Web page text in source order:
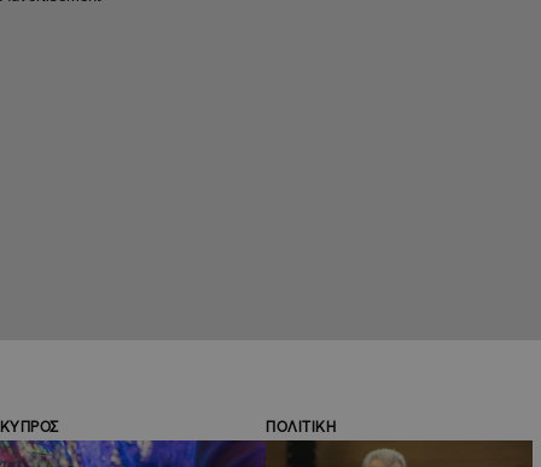
ΚΥΠΡΟΣ ΠΟΛΙΤΙΚΗ